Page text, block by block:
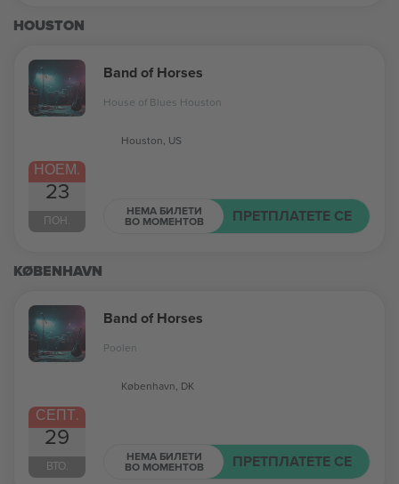
HOUSTON
НОЕМ.
23
ПОН.
Band of Horses
House of Blues Houston
Houston, US
НЕМА БИЛЕТИ
ВО МОМЕНТОВ ПРЕТПЛАТЕТЕ СЕ
KØBENHAVN
СЕПТ.
29
ВТО.
Band of Horses
Poolen
København, DK
НЕМА БИЛЕТИ
ВО МОМЕНТОВ ПРЕТПЛАТЕТЕ СЕ